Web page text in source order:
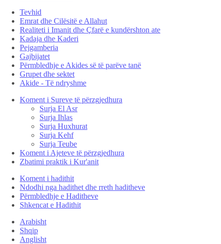
Tevhid
Emrat dhe Cilësitë e Allahut
Realiteti i Imanit dhe Çfarë e kundërshton ate
Kadaja dhe Kaderi
Pejgamberia
Gajbijatet
Përmbledhje e Akides së të parëve tanë
Grupet dhe sektet
Akide - Të ndryshme
Koment i Sureve të përzgjedhura
Surja El Asr
Surja Ihlas
Surja Huxhurat
Surja Kehf
Surja Teube
Koment i Ajeteve të përzgjedhura
Zbatimi praktik i Kur'anit
Koment i hadithit
Ndodhi nga hadithet dhe rreth haditheve
Përmbledhje e Haditheve
Shkencat e Hadithit
Arabisht
Shqip
Anglisht